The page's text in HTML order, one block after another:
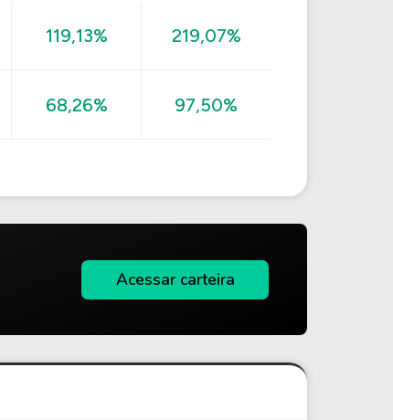
119,13% 219,07%
68,26% 97,50%
Acessar carteira